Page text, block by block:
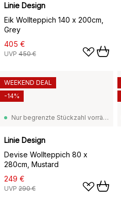
Linie Design
Eik Wollteppich 140 x 200cm,
Grey
405 €
UVP 450 €
Nur begrenzte Stückzahl vorrätig
Linie Design
Devise Wollteppich 80 x
280cm, Mustard
249 €
UVP 290 €
WEEKEND DEAL
-14%